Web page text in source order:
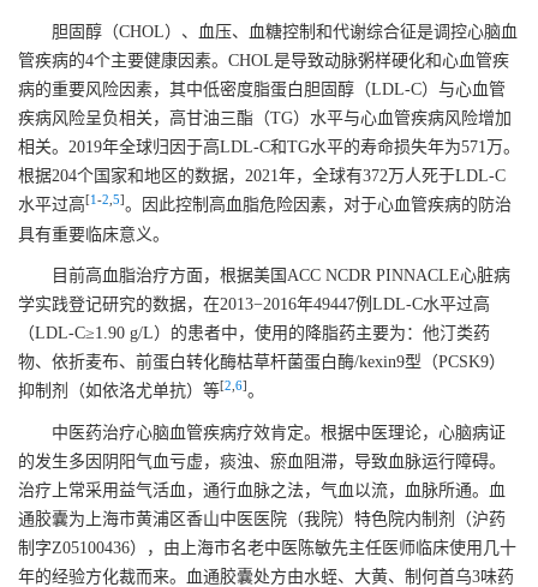
胆固醇（CHOL）、血压、血糖控制和代谢综合征是调控心脑血
管疾病的4个主要健康因素。CHOL是导致动脉粥样硬化和心血管疾
病的重要风险因素，其中低密度脂蛋白胆固醇（LDL-C）与心血管
疾病风险呈负相关，高甘油三酯（TG）水平与心血管疾病风险增加
相关。2019年全球归因于高LDL-C和TG水平的寿命损失年为571万。
根据204个国家和地区的数据，2021年，全球有372万人死于LDL-C
水平过高[1 -2 5]。因此控制高血脂危险因素，对于心血管疾病的防治
具有重要临床意义。
目前高血脂治疗方面，根据美国ACC NCDR PINNACLE心脏病
学实践登记研究的数据，在2013−2016年49447例LDL-C水平过高
（LDL-C≥1.90 g/L）的患者中，使用的降脂药主要为：他汀类药
物、依折麦布、前蛋白转化酶枯草杆菌蛋白酶/kexin9型（PCSK9）
抑制剂（如依洛尤单抗）等[2 6]。
中医药治疗心脑血管疾病疗效肯定。根据中医理论，心脑病证
的发生多因阴阳气血亏虚，痰浊、瘀血阻滞，导致血脉运行障碍。
治疗上常采用益气活血，通行血脉之法，气血以流，血脉所通。血
通胶囊为上海市黄浦区香山中医医院（我院）特色院内制剂（沪药
制字Z05100436），由上海市名老中医陈敏先主任医师临床使用几十
年的经验方化裁而来。血通胶囊处方由水蛭、大黄、制何首乌3味药